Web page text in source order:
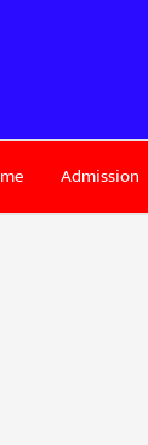
Admission